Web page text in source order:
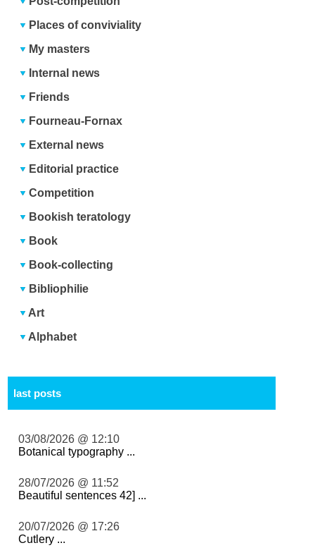
Places of conviviality
My masters
Internal news
Friends
Fourneau-Fornax
External news
Editorial practice
Competition
Bookish teratology
Book
Book-collecting
Bibliophilie
Art
Alphabet
last posts
03/08/2026 @ 12:10
Botanical typography ...
28/07/2026 @ 11:52
Beautiful sentences 42] ...
20/07/2026 @ 17:26
Cutlery ...